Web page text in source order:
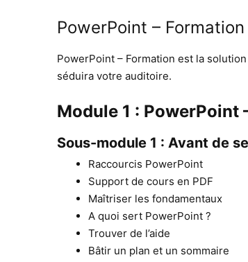
PowerPoint – Formation
PowerPoint – Formation est la
séduira votre auditoire.
Module 1 :
Sous-module 1 : Avant de
Raccourcis PowerPoint
Support de cours en PDF
Maîtriser les fondamentaux
A quoi sert PowerPoint ?
Trouver de l’aide
Bâtir un plan et un sommaire